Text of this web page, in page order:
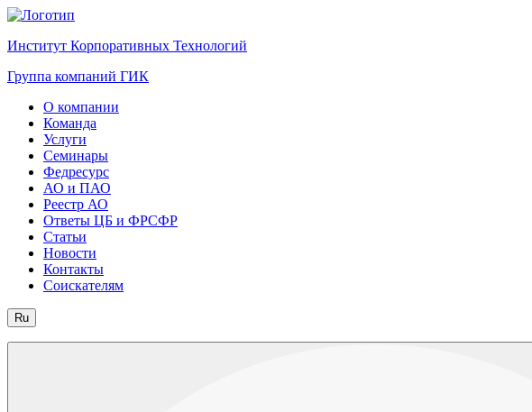
Институт Корпоративных Технологий
Группа компаний ГИК
О компании
Команда
Услуги
Семинары
Федресурс
АО и ПАО
Реестр АО
Ответы ЦБ и ФРСФР
Статьи
Новости
Контакты
Соискателям
Ru